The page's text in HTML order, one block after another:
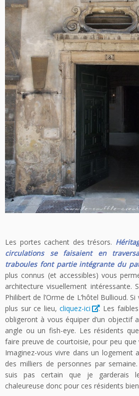
Les portes cachent des trésors.
circulations se faisaient en
traboules font partie intégrante du
plus connus (et accessibles) vous
architecture visuellement intéressante.
Philibert de l’Orme de L’hôtel Bullioud.
plus sur ce lieu,cliquez-ici
. Les
obligeront à vous équiper d’un objectif
angle ou un fish-eye. Les résidents
faire preuve de courtoisie, pour peu que
Imaginez-vous vivre dans un logement
des milliers de personnes par
suis pas certain que je garderais
chaleureuse donc pour ces résidents